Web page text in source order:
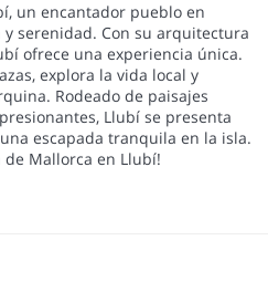
un encantador pueblo en
serenidad. Con su arquitectura
ofrece una experiencia única.
explora la vida local y
Rodeado de paisajes
Llubí se presenta
escapada tranquila en la isla.
de Mallorca en Llubí!